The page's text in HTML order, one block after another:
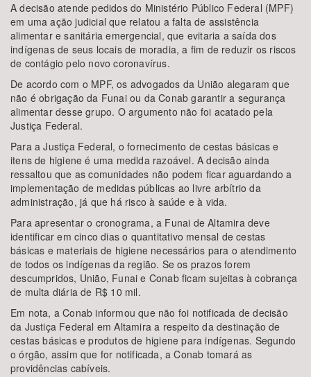
A decisão atende pedidos do Ministério Público Federal (MPF)
em uma ação judicial que relatou a falta de assistência
alimentar e sanitária emergencial, que evitaria a saída dos
indígenas de seus locais de moradia, a fim de reduzir os riscos
de contágio pelo novo coronavírus.
De acordo com o MPF, os advogados da União alegaram que
não é obrigação da Funai ou da Conab garantir a segurança
alimentar desse grupo. O argumento não foi acatado pela
Justiça Federal.
Para a Justiça Federal, o fornecimento de cestas básicas e
itens de higiene é uma medida razoável. A decisão ainda
ressaltou que as comunidades não podem ficar aguardando a
implementação de medidas públicas ao livre arbítrio da
administração, já que há risco à saúde e à vida.
Para apresentar o cronograma, a Funai de Altamira deve
identificar em cinco dias o quantitativo mensal de cestas
básicas e materiais de higiene necessários para o atendimento
de todos os indígenas da região. Se os prazos forem
descumpridos, União, Funai e Conab ficam sujeitas à cobrança
de multa diária de R$ 10 mil.
Em nota, a Conab informou que não foi notificada de decisão
da Justiça Federal em Altamira a respeito da destinação de
cestas básicas e produtos de higiene para indígenas. Segundo
o órgão, assim que for notificada, a Conab tomará as
providências cabíveis.